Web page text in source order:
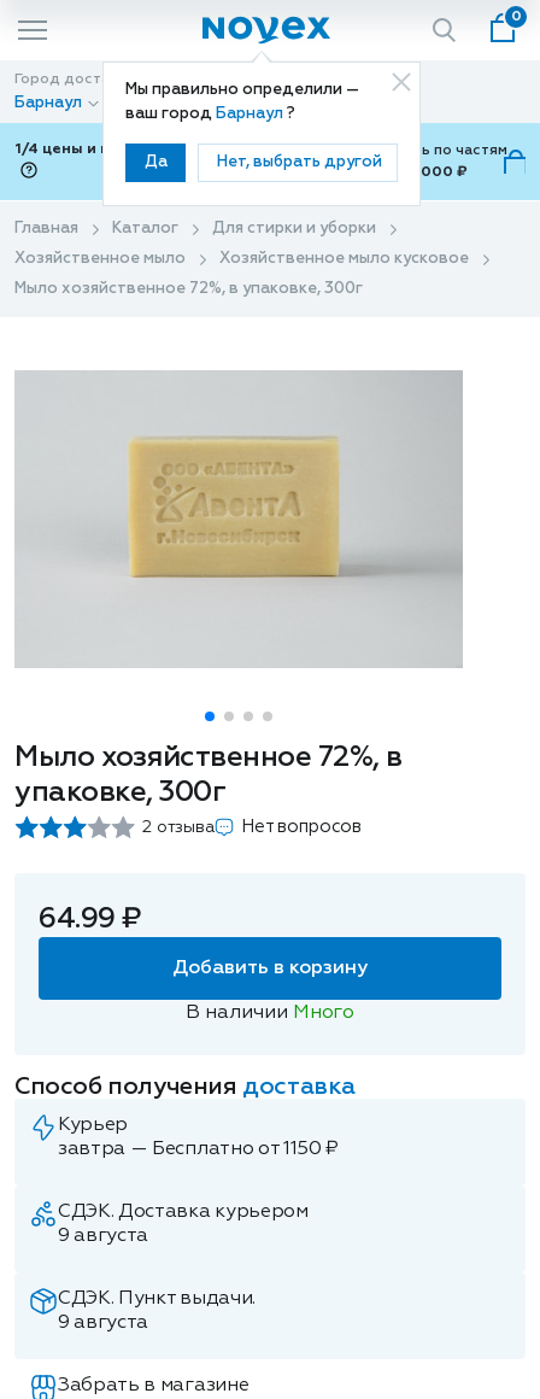
Мы правильно определили —
ваш город Барнаул ?
Да Нет, выбрать другой
0
Город доставки
Барнаул
Способ доставки
Доставка
1/4 цены и покупки ваши с Подели
Можно оплатить по частям
от 700 ₽ до 15,000 ₽
Главная Каталог
Для стирки и уборки
Хозяйственное мыло
Хозяйственное мыло кусковое
Мыло хозяйственное 72%, в упаковке, 300г
Мыло хозяйственное 72%, в
упаковке, 300г
2 отзыва Нет вопросов
64.99 ₽
Добавить в корзину
В наличии Много
Способ получения доставка
Курьер
завтра — Бесплатно от 1150 ₽
СДЭК. Доставка курьером
9 августа
СДЭК. Пункт выдачи.
9 августа
Забрать в магазине